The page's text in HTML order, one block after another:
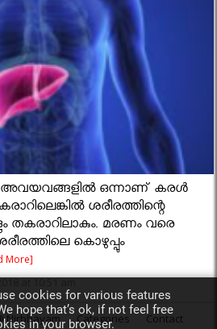
അവയവങ്ങളില്‍ ഒന്നാണ് കരള്‍
ശരീരത്തിന്റെ
തകരാറിലാകും. മരണം വരെ
കൊഴുപ്പും
More]
at 10:51 am
Nirbhayam Categories
Contact
cookies for various features
hope that’s ok, if not feel free
in your browser.